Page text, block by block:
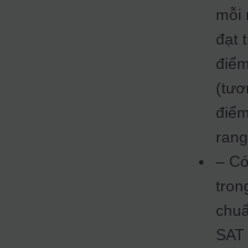
mỗi
đạt
–